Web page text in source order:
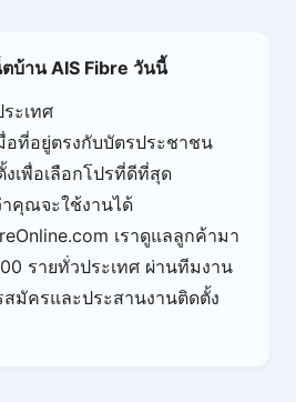
บ้าน AIS Fibre วันนี้
ะเทศ
อที่อยู่ตรงกับบัตรประชาชน
เพื่อเลือกโปรที่ดีที่สุด
คุณจะใช้งานได้
เราดูแลลูกค้ามา
รายทั่วประเทศ ผ่านทีมงาน
มัครและประสานงานติดตั้ง